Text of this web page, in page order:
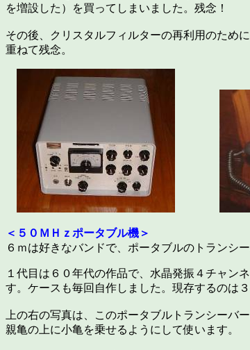
を増設した）を買ってしまいました。残念！
その後、クリスタルフィルターの再利用のため
重ねて残念。
＜５０ＭＨｚポータブル機＞
６ｍは好きなバンドで、ポータブルのトランシ
１代目は６０年代の作品で、水晶発振４チャン
す。ケースも毎回自作しました。現存するのは
上の右の写真は、このポータブルトランシーバ
親亀の上に小亀を乗せるようにして使います。